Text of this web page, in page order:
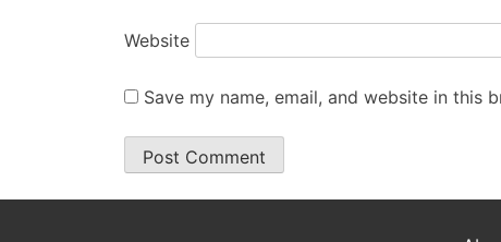
Website
Save my name, email, and website in this